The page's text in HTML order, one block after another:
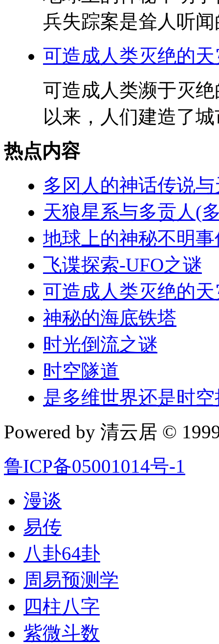
兵失踪案是耸人听
可造成人类灭绝的
可造成人类濒于灭
以来，人们建造了
热点内容
多冈人的神话传说
天狼星系与多贡人(
地球上的神秘不明事
飞谍探索-UFO之谜
可造成人类灭绝的
神秘的海底铁塔
时光倒流之谜
时空隧道
是多维世界还是时
Powered by 清云居 ©
鲁ICP备05001014号-1
漫谈
易传
八卦64卦
周易预测学
四柱八字
紫微斗数